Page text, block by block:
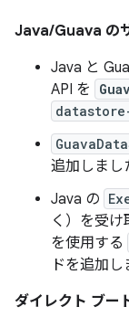
Java/Guava の
Java と
API を
追加しまし
Java の
く）を受け
を使用する
ドを追加し
ダイレクト ブー